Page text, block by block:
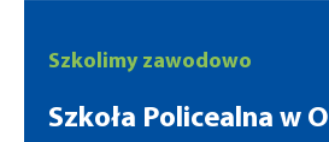
Szkolimy zawodowo
Szkoła Policealna w